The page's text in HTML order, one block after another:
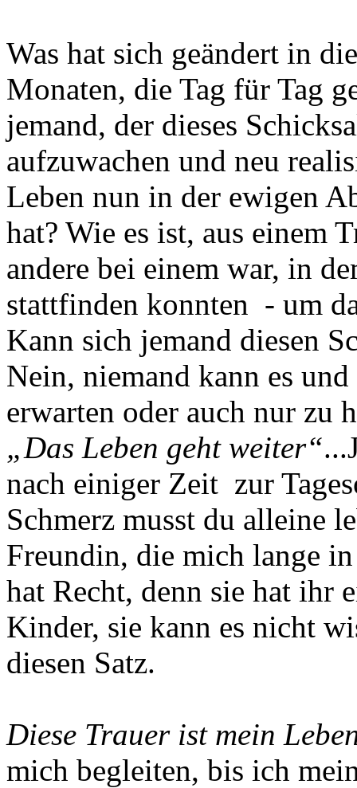
Was hat sich geändert in
Monaten, die Tag für Tag
jemand, der dieses
aufzuwachen und neu
Leben nun in der ewigen
hat? Wie es ist, aus einem
andere bei einem war, in
stattfinden konnten - um
Kann sich jemand diesen
Nein, niemand kann es
erwarten oder auch nur zu
„Das Leben geht weiter“
nach einiger Zeit zur
Schmerz musst du alleine
Freundin, die mich lange
hat Recht, denn sie hat ihr
Kinder, sie kann es nicht
diesen Satz.
Diese Trauer ist mein
mich begleiten, bis ich